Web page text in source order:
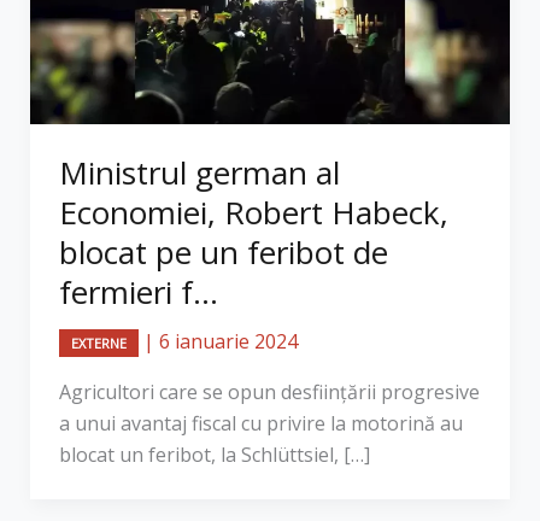
Ministrul german al
Economiei, Robert Habeck,
blocat pe un feribot de
fermieri f...
EXTERNE | 6 ianuarie 2024
Agricultori care se opun desfiinţării progresive
a unui avantaj fiscal cu privire la motorină au
blocat un feribot, la Schlüttsiel, […]